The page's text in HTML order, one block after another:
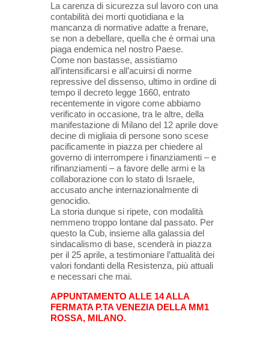
La carenza di sicurezza sul lavoro con una
contabilità dei morti quotidiana e la
mancanza di normative adatte a frenare,
se non a debellare, quella che è ormai una
piaga endemica nel nostro Paese.
Come non bastasse, assistiamo
all’intensificarsi e all’acuirsi di norme
repressive del dissenso, ultimo in ordine di
tempo il decreto legge 1660, entrato
recentemente in vigore come abbiamo
verificato in occasione, tra le altre, della
manifestazione di Milano del 12 aprile dove
decine di migliaia di persone sono scese
pacificamente in piazza per chiedere al
governo di interrompere i finanziamenti – e
rifinanziamenti – a favore delle armi e la
collaborazione con lo stato di Israele,
accusato anche internazionalmente di
genocidio.
La storia dunque si ripete, con modalità
nemmeno troppo lontane dal passato. Per
questo la Cub, insieme alla galassia del
sindacalismo di base, scenderà in piazza
per il 25 aprile, a testimoniare l’attualità dei
valori fondanti della Resistenza, più attuali
e necessari che mai.
APPUNTAMENTO ALLE 14 ALLA
FERMATA P.TA VENEZIA DELLA MM1
ROSSA, MILANO.